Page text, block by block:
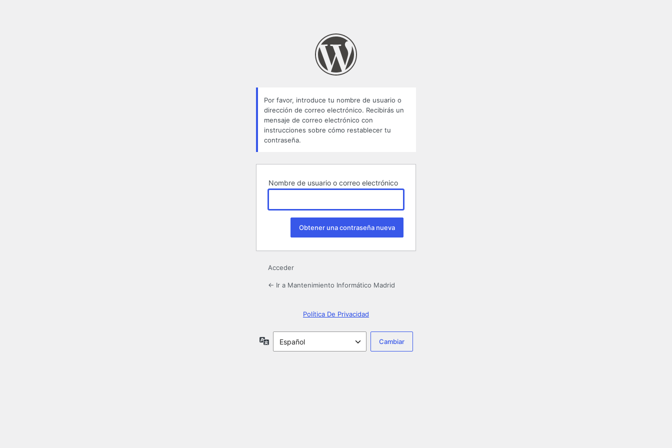
Por favor, introduce tu nombre de usuario o
dirección de correo electrónico. Recibirás un
mensaje de correo electrónico con
instrucciones sobre cómo restablecer tu
contraseña.
Nombre de usuario o correo electrónico
Acceder
← Ir a Mantenimiento Informático Madrid
Política De Privacidad
Idioma